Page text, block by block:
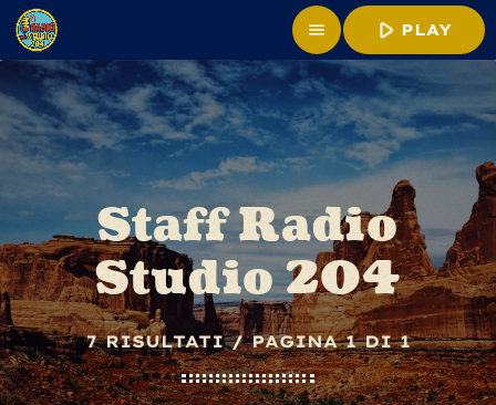
menu play_arrow PLAY
Staff Radio
Studio 204
7 RISULTATI / PAGINA 1 DI 1